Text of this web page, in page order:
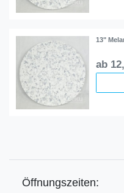
13"
ab
Öffnungszeiten: